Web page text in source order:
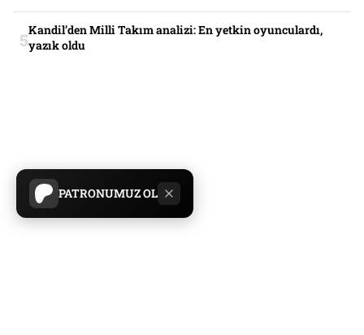
PATRONUMUZ OL
Kandil’den Milli Takım analizi: En yetkin oyunculardı,
yazık oldu